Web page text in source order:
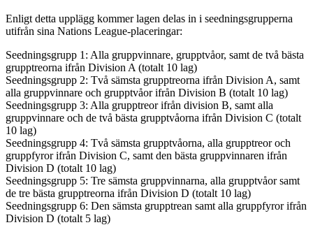
Enligt detta upplägg kommer lagen delas in i seedningsgrupperna
utifrån sina Nations League-placeringar:
Seedningsgrupp 1: Alla gruppvinnare, grupptvåor, samt de två bästa
grupptreorna ifrån Division A (totalt 10 lag)
Seedningsgrupp 2: Två sämsta grupptreorna ifrån Division A, samt
alla gruppvinnare och grupptvåor ifrån Division B (totalt 10 lag)
Seedningsgrupp 3: Alla grupptreor ifrån division B, samt alla
gruppvinnare och de två bästa grupptvåorna ifrån Division C (totalt
10 lag)
Seedningsgrupp 4: Två sämsta grupptvåorna, alla grupptreor och
gruppfyror ifrån Division C, samt den bästa gruppvinnaren ifrån
Division D (totalt 10 lag)
Seedningsgrupp 5: Tre sämsta gruppvinnarna, alla grupptvåor samt
de tre bästa grupptreorna ifrån Division D (totalt 10 lag)
Seedningsgrupp 6: Den sämsta grupptrean samt alla gruppfyror ifrån
Division D (totalt 5 lag)